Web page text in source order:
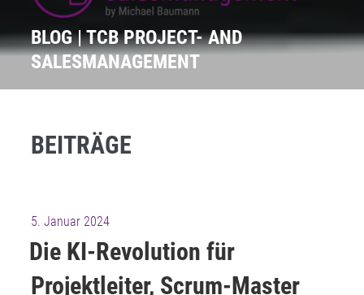
BLOG | TCB PROJECT- AND
SALESMANAGEMENT
BEITRÄGE
Veröffentlicht
am
5. Januar 2024
Die KI-Revolution für
Projektleiter, Scrum-Master